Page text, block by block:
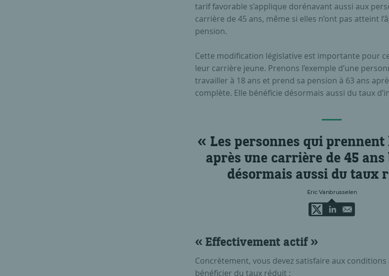
tarif favorable s’applique dorénavant aussi aux
carrière de 45 ans, même si elles n’ont pas atteint
pension.
Cette modification législative est importante pour
leur carrière jeune. Prenons l’exemple d’une
travailler à 18 ans et prend sa pension à 63 ans
complète. Elle bénéficie désormais aussi du taux
Les personnes qui
après une carrière de 45
désormais aussi du taux
Eric Vanbrusselen
« Effectivement actif »
Concrètement, vous devez satisfaire aux
bénéficier du taux réduit :